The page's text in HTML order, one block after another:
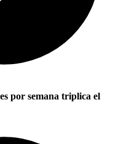
por semana triplica el